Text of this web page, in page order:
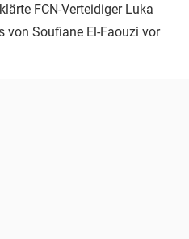
FCN-Verteidiger Luka
von Soufiane El-Faouzi vor